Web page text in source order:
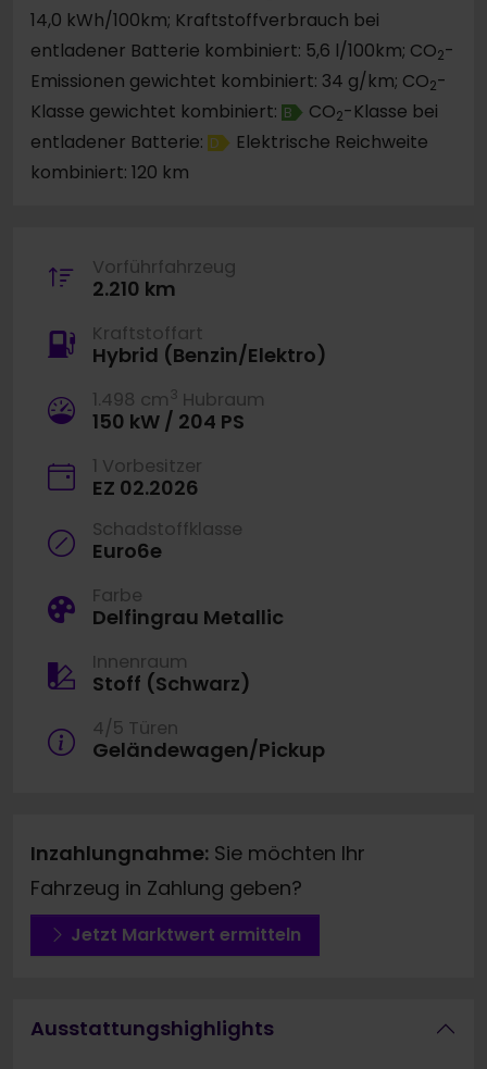
14,0 kWh/100km; Kraftstoffverbrauch bei
entladener Batterie kombiniert: 5,6 l/100km; CO2-
Emissionen gewichtet kombiniert: 34 g/km; CO2-
Klasse gewichtet kombiniert: B CO2-Klasse bei
entladener Batterie: D
Elektrische Reichweite
kombiniert: 120 km
Vorführfahrzeug
2.210 km
Kraftstoffart
Hybrid (Benzin/Elektro)
1.498 cm 3 Hubraum
150 kW / 204 PS
1 Vorbesitzer
EZ 02.2026
Schadstoffklasse
Euro6e
Farbe
Delfingrau Metallic
Innenraum
Stoff (Schwarz)
4/5 Türen
Geländewagen/Pickup
Inzahlungnahme: Sie möchten Ihr
Fahrzeug in Zahlung geben?
Jetzt Marktwert ermitteln
Ausstattungshighlights